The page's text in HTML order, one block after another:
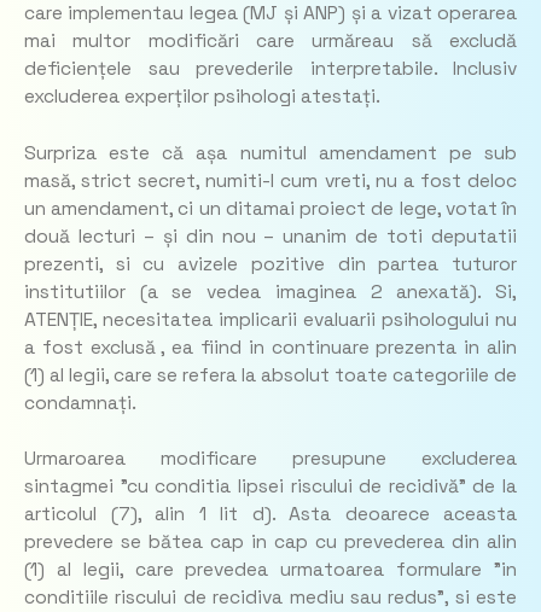
care implementau legea (MJ și ANP) și a vizat operarea
mai multor modificări care urmăreau să excludă
deficiențele sau prevederile interpretabile. Inclusiv
excluderea experților psihologi atestați.
Surpriza este că așa numitul amendament pe sub
masă, strict secret, numiti-l cum vreti, nu a fost deloc
un amendament, ci un ditamai proiect de lege, votat în
două lecturi – și din nou – unanim de toti deputatii
prezenti, si cu avizele pozitive din partea tuturor
institutiilor (a se vedea imaginea 2 anexată). Si,
ATENȚIE, necesitatea implicarii evaluarii psihologului nu
a fost exclusă , ea fiind in continuare prezenta in alin
(1) al legii, care se refera la absolut toate categoriile de
condamnați.
Urmaroarea modificare presupune excluderea
sintagmei ”cu conditia lipsei riscului de recidivă” de la
articolul (7), alin 1 lit d). Asta deoarece aceasta
prevedere se bătea cap in cap cu prevederea din alin
(1) al legii, care prevedea urmatoarea formulare ”in
conditiile riscului de recidiva mediu sau redus”, si este